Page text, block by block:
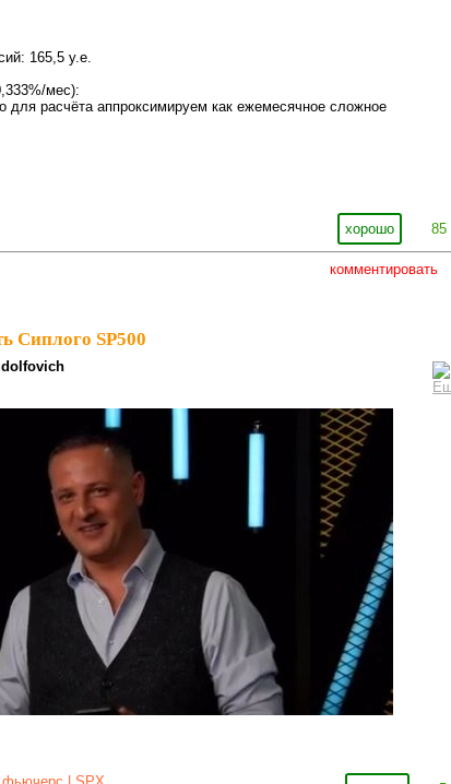
165,5 у.е.
мес):
для расчёта аппроксимируем как ежемесячное сложное
хорошо 85
комментировать
Сиплого SP500